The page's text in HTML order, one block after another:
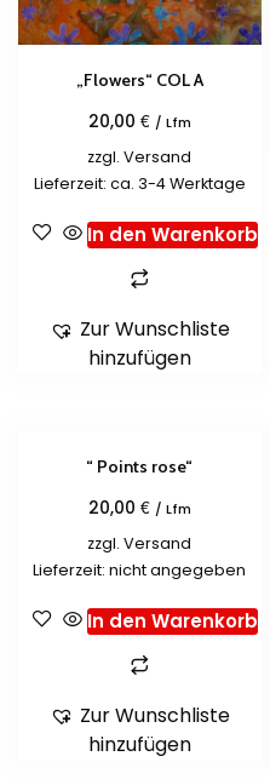
„Flowers“ COL A
20,00 € / Lfm
zzgl.Versand
Lieferzeit: ca. 3-4 Werktage
In den Warenkorb
Zur Wunschliste
hinzufügen
“ Points rose“
20,00 € / Lfm
zzgl.Versand
Lieferzeit: nicht angegeben
In den Warenkorb
Zur Wunschliste
hinzufügen